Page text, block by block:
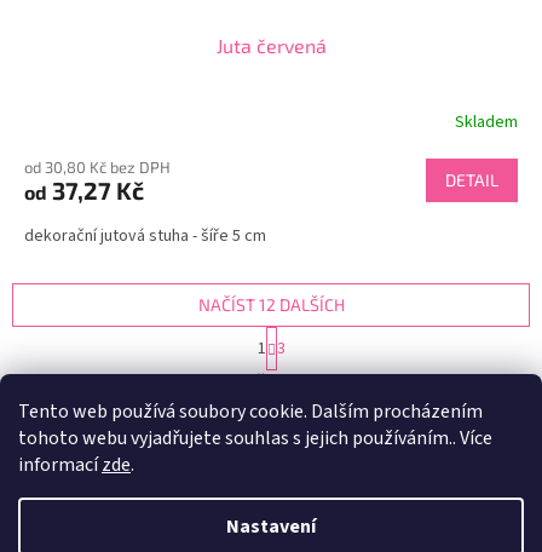
Tento web používá soubory cookie. Dalším procházením
tohoto webu vyjadřujete souhlas s jejich používáním.. Více
informacízde.
Nastavení
Juta červená
Skladem
od 30,80 Kč bez DPH
od 37,27 Kč DETAIL
dekorační jutová stuha - šíře 5 cm
O
l
á
c
í
NAČÍST 12 DALŠÍCH
S
t
r
n
k
á
n
1 3
27položek celkem
NAHORU
Vytvořil Shoptet